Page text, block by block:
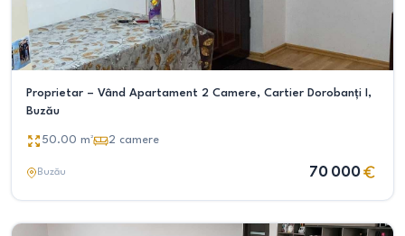
Proprietar – Vând Apartament 2 Camere, Cartier Dorobanți I,
Buzău
50.00 m² 2 camere
Buzău 70 000